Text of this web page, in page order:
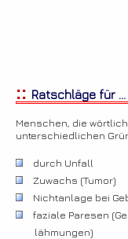
:: Ratschläge für ...
Menschen, die wörtlich
unterschiedlichen
durch Unfall
Zuwachs (Tumor)
Nichtanlage bei
faziale Paresen
lähmungen)